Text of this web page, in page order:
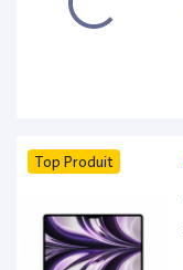
Top Produit